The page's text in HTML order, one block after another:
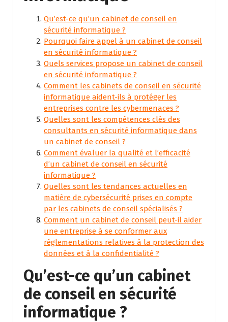
Qu’est-ce qu’un cabinet de conseil en
sécurité informatique ?
Pourquoi faire appel à un cabinet de conseil
en sécurité informatique ?
Quels services propose un cabinet de conseil
en sécurité informatique ?
Comment les cabinets de conseil en sécurité
informatique aident-ils à protéger les
entreprises contre les cybermenaces ?
Quelles sont les compétences clés des
consultants en sécurité informatique dans
un cabinet de conseil ?
Comment évaluer la qualité et l’efficacité
d’un cabinet de conseil en sécurité
informatique ?
Quelles sont les tendances actuelles en
matière de cybersécurité prises en compte
par les cabinets de conseil spécialisés ?
Comment un cabinet de conseil peut-il aider
une entreprise à se conformer aux
réglementations relatives à la protection des
données et à la confidentialité ?
Qu’est-ce qu’un cabinet
de conseil en sécurité
informatique ?